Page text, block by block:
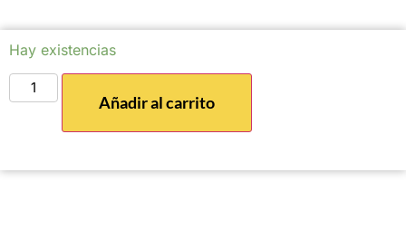
Hay existencias
Añadir al carrito